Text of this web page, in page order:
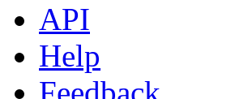
API
Help
Feedback